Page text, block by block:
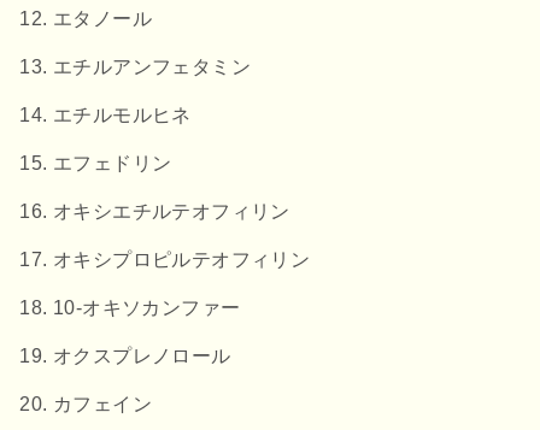
エタノール
エチルアンフェタミン
エチルモルヒネ
エフェドリン
オキシエチルテオフィリン
オキシプロピルテオフィリン
10-オキソカンファー
オクスプレノロール
カフェイン